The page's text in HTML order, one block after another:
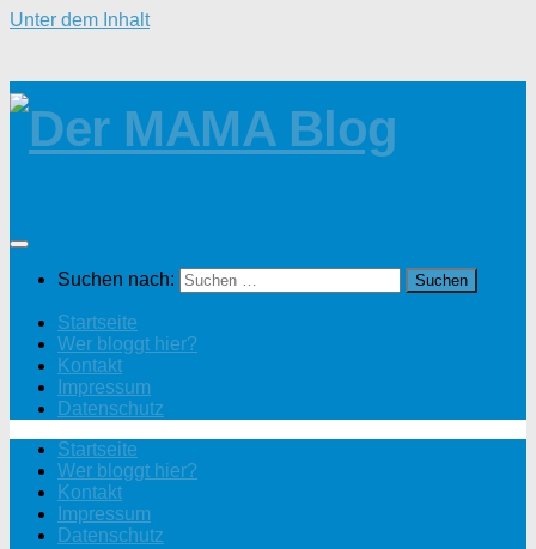
Unter dem Inhalt
Suchen nach:
Startseite
Wer bloggt hier?
Kontakt
Impressum
Datenschutz
Startseite
Wer bloggt hier?
Kontakt
Impressum
Datenschutz